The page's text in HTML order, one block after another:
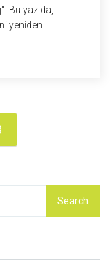
Bu yazıda,
yeniden
ikili